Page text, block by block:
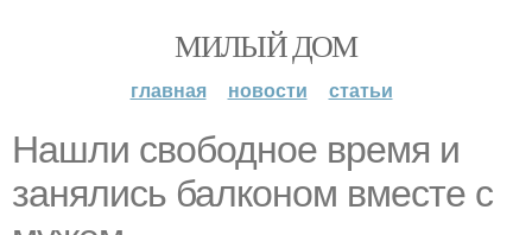
МИЛЫЙ ДОМ
главная новости статьи
Нашли свободное время и
занялись балконом вместе с